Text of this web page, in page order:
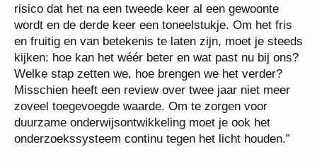
risico dat het na een tweede keer al een gewoonte
wordt en de derde keer een toneelstukje. Om het fris
en fruitig en van betekenis te laten zijn, moet je steeds
kijken: hoe kan het wéér beter en wat past nu bij ons?
Welke stap zetten we, hoe brengen we het verder?
Misschien heeft een review over twee jaar niet meer
zoveel toegevoegde waarde. Om te zorgen voor
duurzame onderwijsontwikkeling moet je ook het
onderzoekssysteem continu tegen het licht houden.”